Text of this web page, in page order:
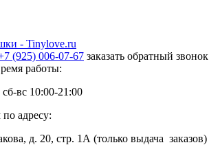
(925) 006-07-67 заказать обратный звонок
работы:
вс 10:00-21:00
адресу:
д. 20, стр. 1А (только выдача заказов)